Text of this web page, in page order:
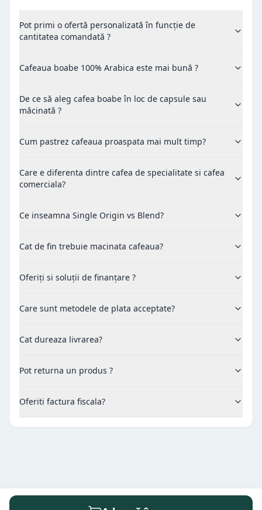
Pot primi o ofertă personalizată în funcție de
cantitatea comandată ?
Cafeaua boabe 100% Arabica este mai bună ?
De ce să aleg cafea boabe în loc de capsule sau
măcinată ?
Cum pastrez cafeaua proaspata mai mult timp?
Care e diferenta dintre cafea de specialitate si cafea
comerciala?
Ce inseamna Single Origin vs Blend?
Cat de fin trebuie macinata cafeaua?
Oferiți si soluții de finanțare ?
Care sunt metodele de plata acceptate?
Cat dureaza livrarea?
Pot returna un produs ?
Oferiti factura fiscala?